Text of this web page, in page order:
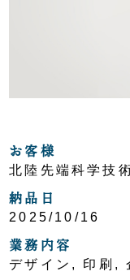
お客様
北陸先端科学技
納品日
2025/10/16
業務内容
デザイン, 印刷,